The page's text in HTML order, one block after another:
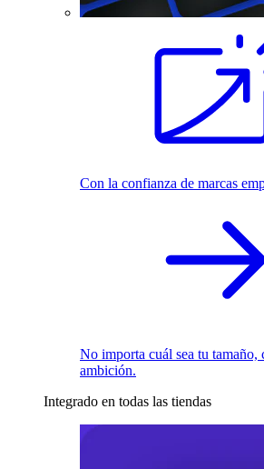
Con la confianza de marcas
No importa cuál sea tu tamaño,
ambición.
Integrado en todas las tiendas